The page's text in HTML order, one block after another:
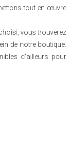
tout en œuvre
vous trouverez
de notre boutique.
d’ailleurs pour